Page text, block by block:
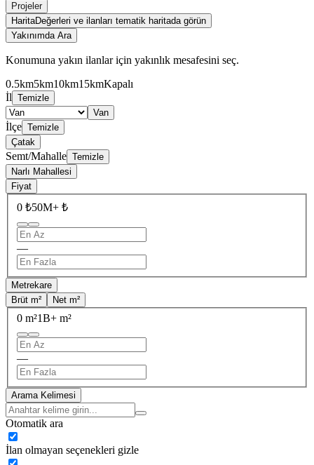
Projeler
HaritaDeğerleri ve ilanları tematik haritada görün
Yakınımda Ara
Konumuna yakın ilanlar için yakınlık mesafesini seç.
0.5km5km10km15kmKapalı
İl Temizle
Van
İlçe Temizle
Çatak
Semt/Mahalle Temizle
Narlı Mahallesi
Fiyat
0 ₺50M+ ₺
—
Metrekare
Brüt m²
Net m²
0 m²1B+ m²
—
Arama Kelimesi
Otomatik ara
İlan olmayan seçenekleri gizle